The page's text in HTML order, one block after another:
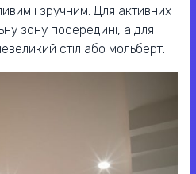
і зручним. Для активних
зону посередині, а для
стіл або мольберт.